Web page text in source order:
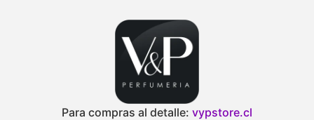
Para compras al detalle: vypstore.cl